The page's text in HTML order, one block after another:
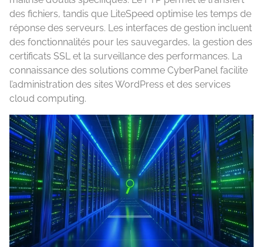
des fichiers, tandis que LiteSpeed optimise les temps de
réponse des serveurs. Les interfaces de gestion incluent
des fonctionnalités pour les sauvegardes, la gestion des
certificats SSL et la surveillance des performances. La
connaissance des solutions comme CyberPanel facilite
l’administration des sites WordPress et des services
cloud computing.